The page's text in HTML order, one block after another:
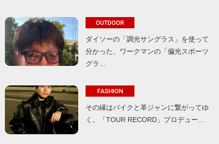
OUTDOOR
ダイソーの「調光サングラス」を使って
分かった、ワークマンの「偏光スポーツ
グラ…
FASHION
その縁はバイクと革ジャンに繋がってゆ
く。「TOUR RECORD」プロデュー…